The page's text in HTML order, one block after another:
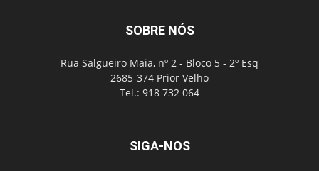
SOBRE NÓS
Rua Salgueiro Maia, nº 2 - Bloco 5 - 2º Esq
2685-374 Prior Velho
Tel.: 918 732 064
SIGA-NOS